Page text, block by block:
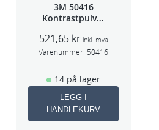
3M 50416
Kontrastpulver
521,65 kr inkl. mva
Varenummer: 50416
14 på lager
LEGG I
HANDLEKURV